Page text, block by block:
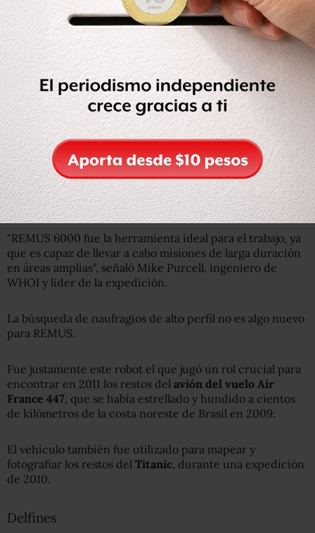
Clave para el hallazgo fue unrobot submarinoautónomo
llamado REMUS 6000.
Este vehículo contiene cámaras y sensores, y es capaz de
sumergirse hasta una profundidad de más de 6.000 m.
REMUS 6000, operado por WHOI, utiliza un sonar de
largo alcance para identificar objetos en el lecho marino y
luego comienza a rodear lo que encuentra para tomar
fotografías, que más tarde son analizadas por
investigadores que determinan si vale o no la pena
observar el hallazgo en mayor detalle.
"REMUS 6000 fue la herramienta ideal para el trabajo, ya
que es capaz de llevar a cabo misiones de larga duración
en áreas amplias", señaló Mike Purcell, ingeniero de
WHOI y líder de la expedición.
La búsqueda de naufragios de alto perfil no es algo nuevo
para REMUS.
Fue justamente este robot el que jugó un rol crucial para
encontrar en 2011 los restos del avión del vuelo Air
France 447 , que se había estrellado y hundido a cientos
de kilómetros de la costa noreste de Brasil en 2009.
El vehículo también fue utilizado para mapear y
fotografiar los restos del Titanic , durante una expedición
de 2010.
Delfines